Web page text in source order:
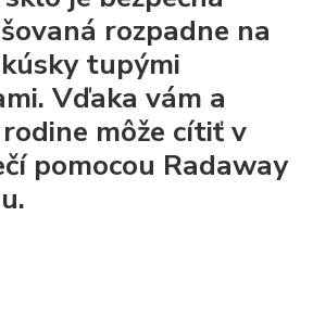
rozpadne na
tupými
Vďaka vám a
môže cítiť v
pomocou Radaway